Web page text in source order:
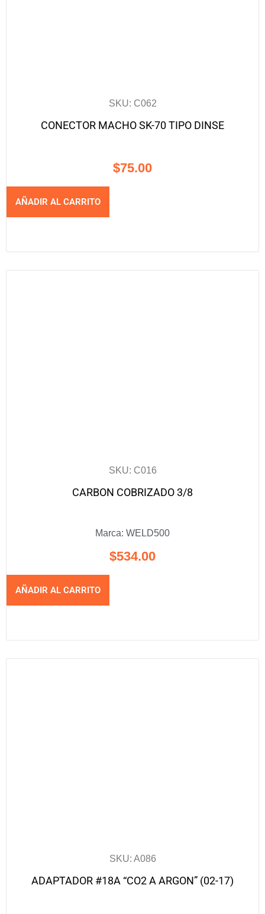
SKU: C062
CONECTOR MACHO SK-70 TIPO DINSE
$75.00
AÑADIR AL CARRITO
SKU: C016
CARBON COBRIZADO 3/8
Marca: WELD500
$534.00
AÑADIR AL CARRITO
SKU: A086
ADAPTADOR #18A “CO2 A ARGON” (02-17)